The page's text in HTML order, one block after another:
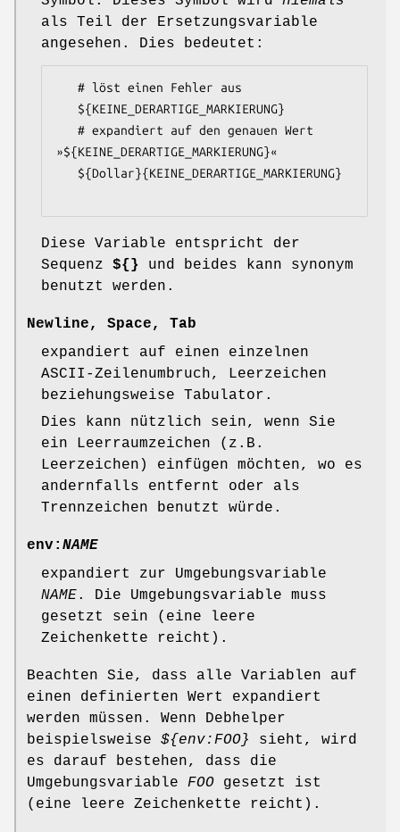
als Teil der Ersetzungsvariable
angesehen. Dies bedeutet:
»${KEINE_DERARTIGE_MARKIERUNG}«
Diese Variable entspricht der
Sequenz ${}
und beides kann synonym
benutzt werden.
Newline, Space, Tab
expandiert auf einen einzelnen
ASCII-Zeilenumbruch, Leerzeichen
beziehungsweise Tabulator.
Dies kann nützlich sein, wenn Sie
ein Leerraumzeichen (z.B.
Leerzeichen) einfügen möchten, wo es
andernfalls entfernt oder als
Trennzeichen benutzt würde.
env: NAME
expandiert zur Umgebungsvariable
NAME. Die Umgebungsvariable muss
gesetzt sein (eine leere
Zeichenkette reicht).
Beachten Sie, dass alle Variablen auf
einen definierten Wert expandiert
werden müssen. Wenn Debhelper
beispielsweise ${env:FOO}
sieht, wird
es darauf bestehen, dass die
Umgebungsvariable FOO gesetzt ist
(eine leere Zeichenkette reicht).